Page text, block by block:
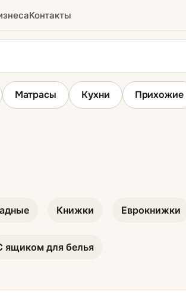
Контакты
Матрасы Кухни Прихожие
Книжки Еврокнижки
ящиком для белья